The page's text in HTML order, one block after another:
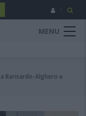
MENU
Barisardo-Alghero e